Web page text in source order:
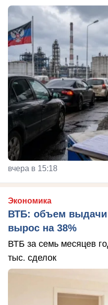
вчера в 15:18
Экономика
ВТБ: объем выдачи
вырос на 38%
ВТБ за семь месяцев
тыс. сделок